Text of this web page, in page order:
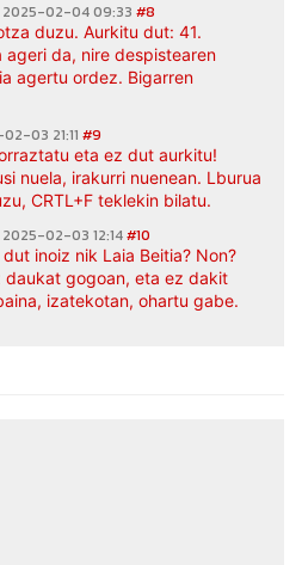
2025-02-04 09:33 #8
duzu. Aurkitu dut: 41.
ageri da, nire despistearen
agertu ordez. Bigarren
03 21:11 #9
eta ez dut aurkitu!
nuela, irakurri nuenean. Lburua
CRTL+F teklekin bilatu.
2025-02-03 12:14#10
inoiz nik Laia Beitia? Non?
daukat gogoan, eta ez dakit
izatekotan, ohartu gabe.